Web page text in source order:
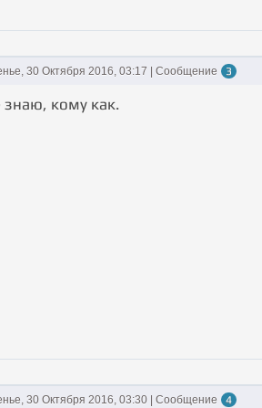
30 Октября 2016, 03:17 | Сообщение 3
знаю, кому как.
30 Октября 2016, 03:30 | Сообщение 4